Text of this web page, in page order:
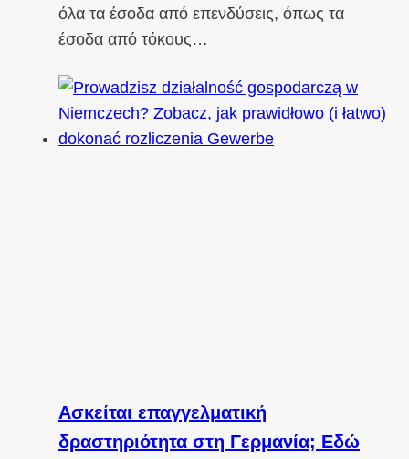
όλα τα έσοδα από επενδύσεις, όπως τα
έσοδα από τόκους…
Ασκείται επαγγελματική
δραστηριότητα στη Γερμανία; Εδώ